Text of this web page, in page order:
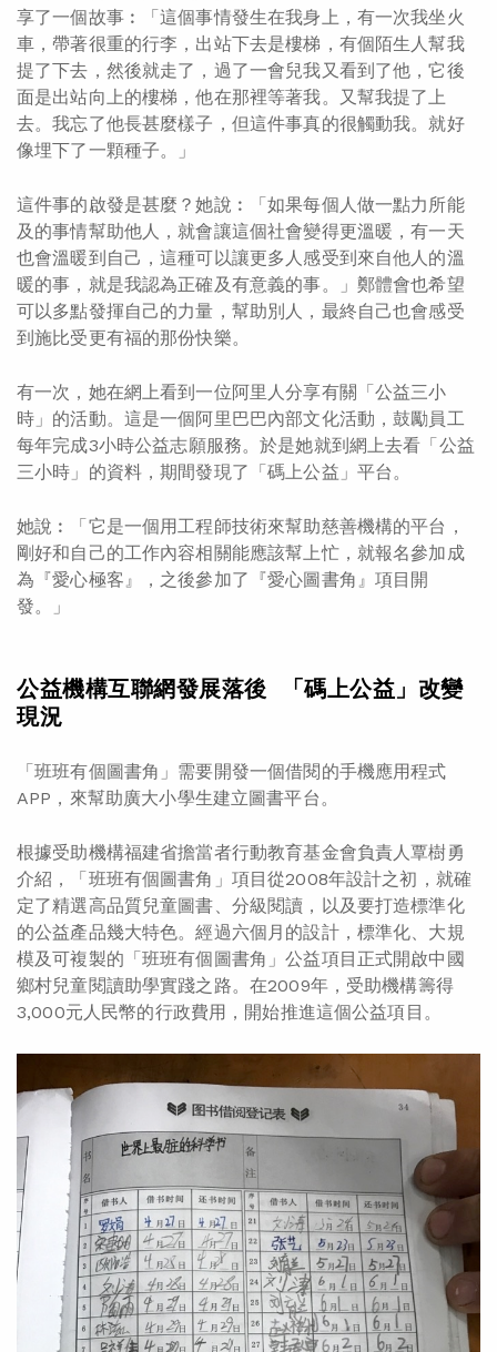
享了一個故事︰「這個事情發生在我身上，有一次我坐火
車，帶著很重的行李，出站下去是樓梯，有個陌生人幫我
提了下去，然後就走了，過了一會兒我又看到了他，它後
面是出站向上的樓梯，他在那裡等著我。又幫我提了上
去。我忘了他長甚麼樣子，但這件事真的很觸動我。就好
像埋下了一顆種子。」
這件事的啟發是甚麼？她說︰「如果每個人做一點力所能
及的事情幫助他人，就會讓這個社會變得更溫暖，有一天
也會溫暖到自己，這種可以讓更多人感受到來自他人的溫
暖的事，就是我認為正確及有意義的事。」鄭體會也希望
可以多點發揮自己的力量，幫助別人，最終自己也會感受
到施比受更有福的那份快樂。
有一次，她在網上看到一位阿里人分享有關「公益三小
時」的活動。這是一個阿里巴巴內部文化活動，鼓勵員工
每年完成3小時公益志願服務。於是她就到網上去看「公益
三小時」的資料，期間發現了「碼上公益」平台。
她說︰「它是一個用工程師技術來幫助慈善機構的平台，
剛好和自己的工作內容相關能應該幫上忙，就報名參加成
為『愛心極客』，之後參加了『愛心圖書角』項目開
發。」
公益機構互聯網發展落後
「碼上公益」改變
現況
「班班有個圖書角」需要開發一個借閱的手機應用程式
APP，來幫助廣大小學生建立圖書平台。
根據受助機構福建省擔當者行動教育基金會負責人覃樹勇
介紹，「班班有個圖書角」項目從2008年設計之初，就確
定了精選高品質兒童圖書、分級閱讀，以及要打造標準化
的公益產品幾大特色。經過六個月的設計，標準化、大規
模及可複製的「班班有個圖書角」公益項目正式開啟中國
鄉村兒童閱讀助學實踐之路。在2009年，受助機構籌得
3,000元人民幣的行政費用，開始推進這個公益項目。